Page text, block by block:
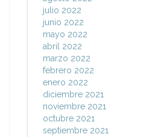
julio 2022
junio 2022
mayo 2022
abril 2022
marzo 2022
febrero 2022
enero 2022
diciembre 2021
noviembre 2021
octubre 2021
septiembre 2021